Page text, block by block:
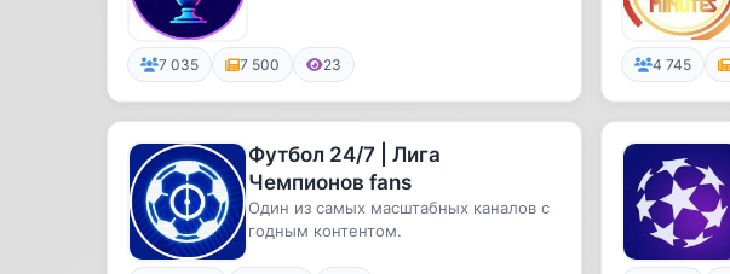
7 035 7 500 23 4 745
Футбол 24/7 | Лига
Чемпионов fans
Один из самых масштабных каналов с
годным контентом.